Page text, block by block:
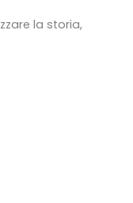
la storia,